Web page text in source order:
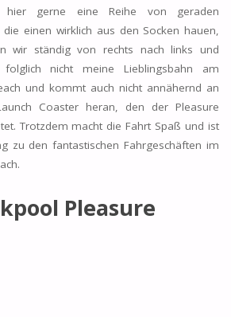
hier gerne eine Reihe von geraden
die einen wirklich aus den Socken hauen,
wir ständig von rechts nach links und
nicht meine Lieblingsbahn am
und kommt auch nicht annähernd an
Coaster heran, den der Pleasure
Trotzdem macht die Fahrt Spaß und ist
zu den fantastischen Fahrgeschäften im
Pleasure